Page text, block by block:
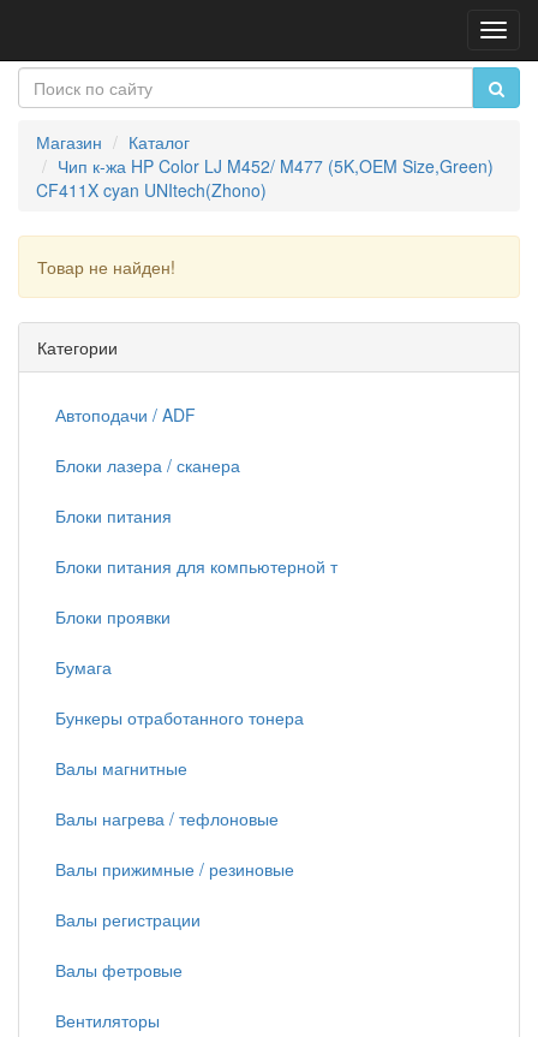
Магазин
Каталог
Чип к-жа HP Color LJ M452/ M477 (5K,OEM Size,Green)
CF411X cyan UNItech(Zhono)
Товар не найден!
Категории
Автоподачи / ADF
Блоки лазера / сканера
Блоки питания
Блоки питания для компьютерной т
Блоки проявки
Бумага
Бункеры отработанного тонера
Валы магнитные
Валы нагрева / тефлоновые
Валы прижимные / резиновые
Валы регистрации
Валы фетровые
Вентиляторы